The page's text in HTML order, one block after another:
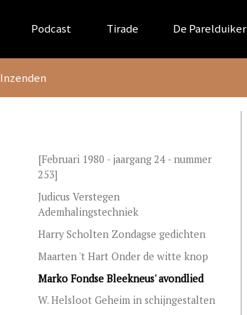
Podcast Tirade De Parelduiker
Inzenden
[Februari 1980 - jaargang 24 - nummer
253]
Judicus Verstegen
Ademhalingstechniek
Harry Scholten Zondagse gedichten
Maarten 't Hart Onder de witte knop
Marko Fondse Bleekneus' avondlied
W. Helsloot Geheim in schijngestalten